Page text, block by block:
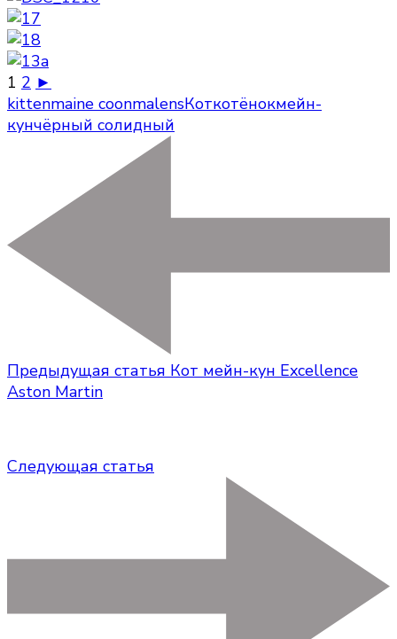
1 2 ►
kittenmaine coonmalensКоткотёнокмейн-
кунчёрный солидный
Предыдущая статья Кот мейн-кун Excellence
Aston Martin
Следующая статья